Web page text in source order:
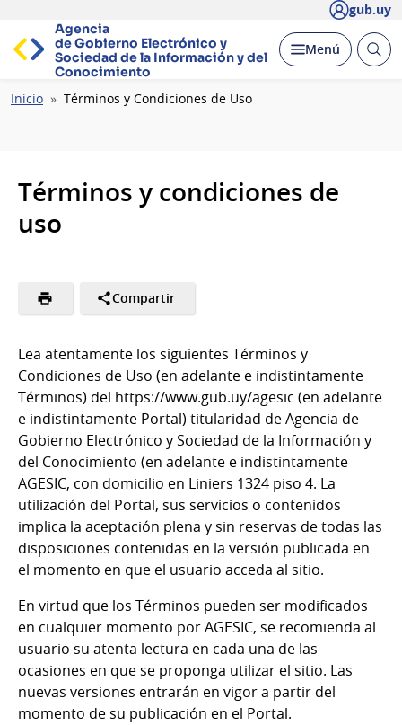
gub.uy
Agencia
de Gobierno Electrónico y
Sociedad de la Información y del
Conocimiento
Desplegar
Menú Abrir
Ruta
Inicio Términos y Condiciones de Uso
Términos y condiciones de
uso
Compartir
Lea atentamente los siguientes Términos y
Condiciones de Uso (en adelante e indistintamente
Términos) del https://www.gub.uy/agesic (en adelante
e indistintamente Portal) titularidad de Agencia de
Gobierno Electrónico y Sociedad de la Información y
del Conocimiento (en adelante e indistintamente
AGESIC, con domicilio en Liniers 1324 piso 4. La
utilización del Portal, sus servicios o contenidos
implica la aceptación plena y sin reservas de todas las
disposiciones contenidas en la versión publicada en
el momento en que el usuario acceda al sitio.
En virtud que los Términos pueden ser modificados
en cualquier momento por AGESIC, se recomienda al
usuario su atenta lectura en cada una de las
ocasiones en que se proponga utilizar el sitio. Las
nuevas versiones entrarán en vigor a partir del
momento de su publicación en el Portal.